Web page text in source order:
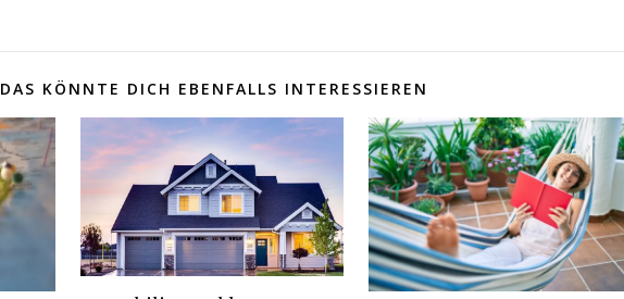
DAS KÖNNTE DICH EBENFALLS INTERESSIEREN